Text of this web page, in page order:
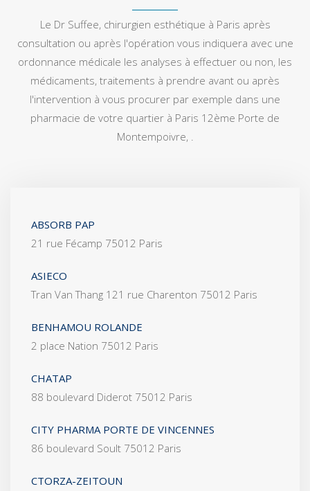
Le Dr Suffee, chirurgien esthétique à Paris après
consultation ou après l'opération vous indiquera avec une
ordonnance médicale les analyses à effectuer ou non, les
médicaments, traitements à prendre avant ou après
l'intervention à vous procurer par exemple dans une
pharmacie de votre quartier à Paris 12ème Porte de
Montempoivre, .
ABSORB PAP
21 rue Fécamp 75012 Paris
ASIECO
Tran Van Thang 121 rue Charenton 75012 Paris
BENHAMOU ROLANDE
2 place Nation 75012 Paris
CHATAP
88 boulevard Diderot 75012 Paris
CITY PHARMA PORTE DE VINCENNES
86 boulevard Soult 75012 Paris
CTORZA-ZEITOUN